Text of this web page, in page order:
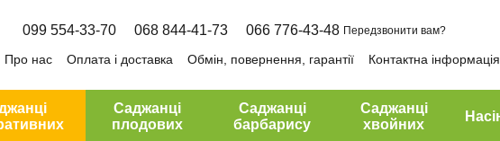
099 554-33-70 068 844-41-73 066 776-43-48 Передзвонити вам?
Про нас Оплата і доставка Обмін, повернення, гарантії Контактна інформація
Саджанці
плодових
Саджанці
барбарису
Саджанці
хвойних